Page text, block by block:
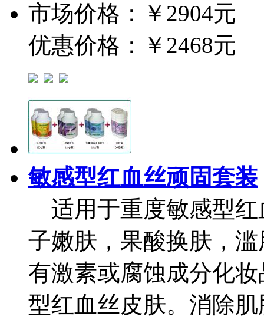
市场价格：
￥2904元
优惠价格：
￥2468元
敏感型红血丝顽固套装
适用于重度敏感型红
子嫩肤，果酸换肤，
有激素或腐蚀成分化
型红血丝皮肤。消除